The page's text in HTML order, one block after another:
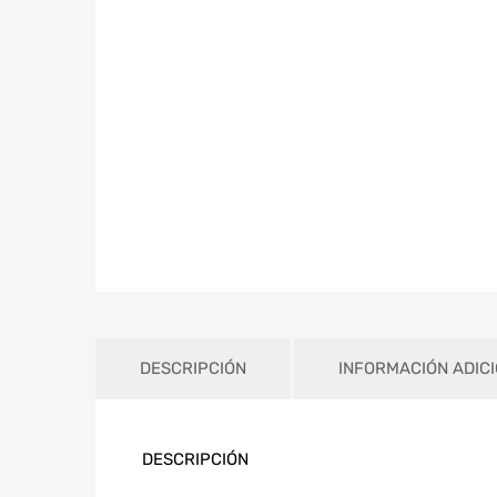
DESCRIPCIÓN INFORMACIÓN
DESCRIPCIÓN